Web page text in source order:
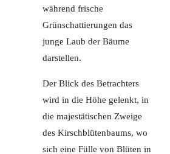
während frische
Grünschattierungen das
junge Laub der Bäume
darstellen.
Der Blick des Betrachters
wird in die Höhe gelenkt, in
die majestätischen Zweige
des Kirschblütenbaums, wo
sich eine Fülle von Blüten in